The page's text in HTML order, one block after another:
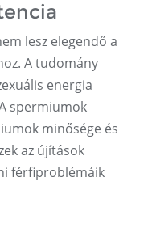
lesz elegendő a
A tudomány
energia
spermiumok
minősége és
az újítások
férfiproblémáik